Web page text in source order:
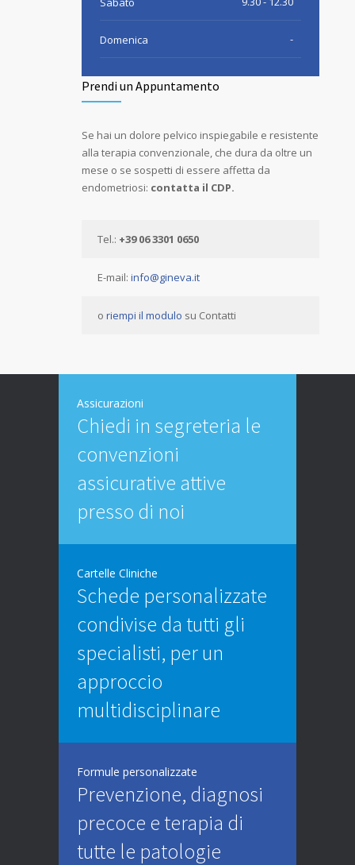
Domenica -
Prendi un Appuntamento
Se hai un dolore pelvico inspiegabile e resistente
alla terapia convenzionale, che dura da oltre un
mese o se sospetti di essere affetta da
endometriosi: contatta il CDP.
Tel.: +39 06 3301 0650
E-mail: info@gineva.it
o riempi il modulo su Contatti
Assicurazioni
Chiedi in segreteria le
convenzioni
assicurative attive
presso di noi
Cartelle Cliniche
Schede personalizzate
condivise da tutti gli
specialisti, per un
approccio
multidisciplinare
Formule personalizzate
Prevenzione, diagnosi
precoce e terapia di
tutte le patologie